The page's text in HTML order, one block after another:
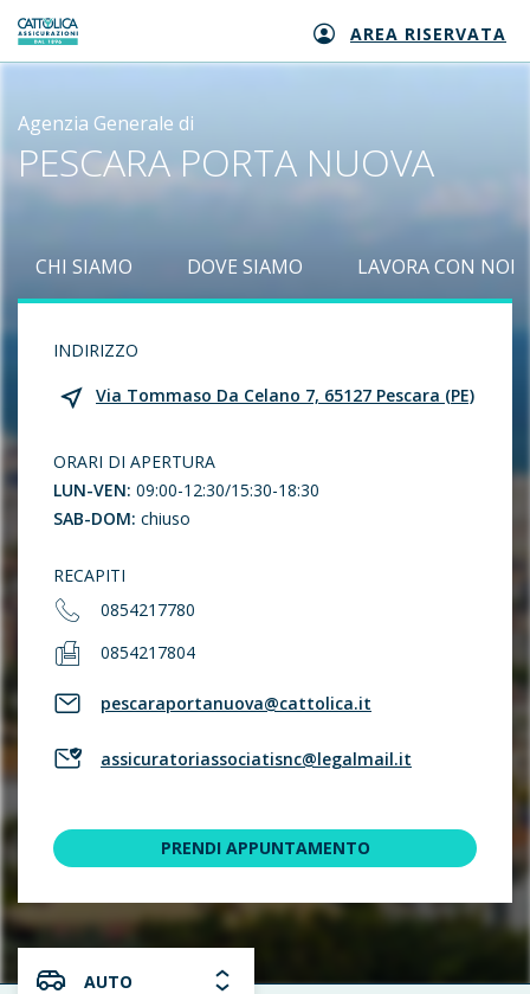
Generali logo AREA RISERVATA
Agenzia Generale di
PESCARA PORTA NUOVA
CHI SIAMO DOVE SIAMO LAVORA CON NOI
INDIRIZZO
Via Tommaso Da Celano 7, 65127 Pescara (PE)
ORARI DI APERTURA
LUN-VEN: 09:00-12:30/15:30-18:30
SAB-DOM: chiuso
RECAPITI
0854217780
0854217804
pescaraportanuova@cattolica.it
assicuratoriassociatisnc@legalmail.it
PRENDI APPUNTAMENTO
AUTO